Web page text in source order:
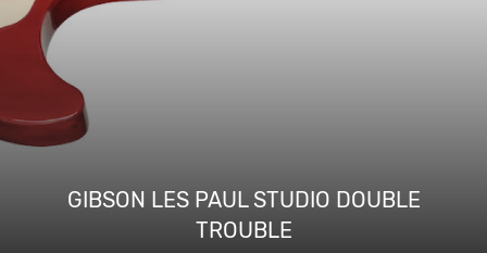
GIBSON LES PAUL STUDIO DOUBLE
TROUBLE